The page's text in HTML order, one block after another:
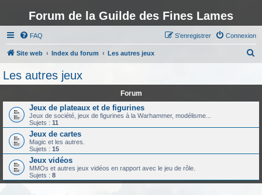
Forum de la Guilde des Fines Lames
FAQ Connexion
S’enregistrer
Site web Index du forum Les autres jeux
r
Les autres jeux
Forum
Jeux de plateaux et de figurines
Jeux de société, jeux de figurines à la Warhammer, modélisme...
Sujets : 11
Jeux de cartes
Magic et les autres.
Sujets : 15
Jeux vidéos
MMOs et autres jeux vidéos en rapport avec le jeu de rôle.
Sujets : 8